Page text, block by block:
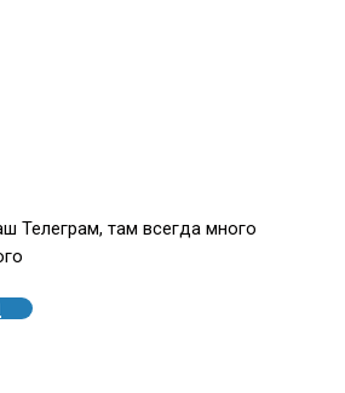
Телеграм, там всегда много